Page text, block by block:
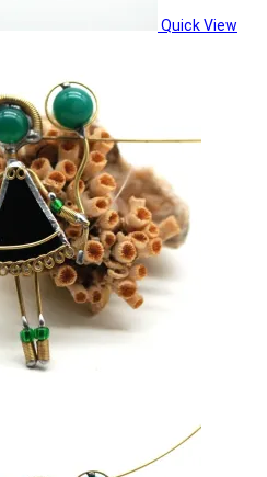
Quick View